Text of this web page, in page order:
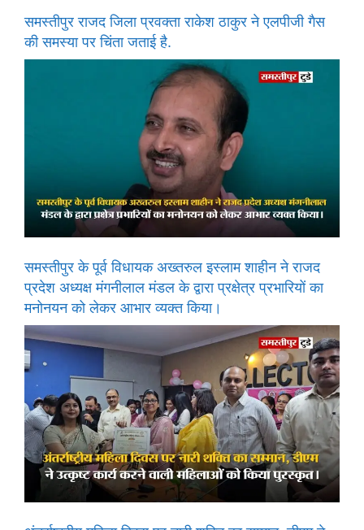
समस्तीपुर राजद जिला प्रवक्ता राकेश ठाकुर ने एलपीजी गैस
की समस्या पर चिंता जताई है.
समस्तीपुर के पूर्व विधायक अख्तरुल इस्लाम शाहीन ने राजद
प्रदेश अध्यक्ष मंगनीलाल मंडल के द्वारा प्रक्षेत्र प्रभारियों का
मनोनयन को लेकर आभार व्यक्त किया।